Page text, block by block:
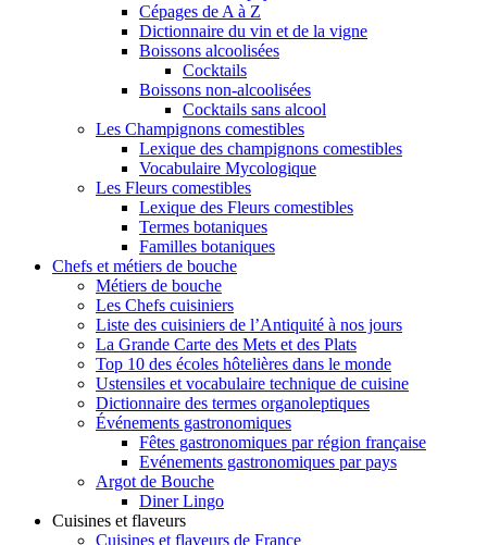
Cépages de A à Z
Dictionnaire du vin et de la vigne
Boissons alcoolisées
Cocktails
Boissons non-alcoolisées
Cocktails sans alcool
Les Champignons comestibles
Lexique des champignons comestibles
Vocabulaire Mycologique
Les Fleurs comestibles
Lexique des Fleurs comestibles
Termes botaniques
Familles botaniques
Chefs et métiers de bouche
Métiers de bouche
Les Chefs cuisiniers
Liste des cuisiniers de l’Antiquité à nos jours
La Grande Carte des Mets et des Plats
Top 10 des écoles hôtelières dans le monde
Ustensiles et vocabulaire technique de cuisine
Dictionnaire des termes organoleptiques
Événements gastronomiques
Fêtes gastronomiques par région française
Evénements gastronomiques par pays
Argot de Bouche
Diner Lingo
Cuisines et flaveurs
Cuisines et flaveurs de France